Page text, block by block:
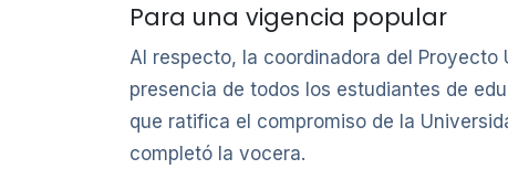
Para una vigencia popular
Al respecto, la coordinadora del Proyecto
presencia de todos los estudiantes de
que ratifica el compromiso de la
completó la vocera.